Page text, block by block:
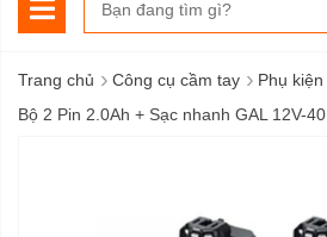
Trang chủ › Công cụ cầm tay › Phụ kiện
Bộ 2 Pin 2.0Ah + Sạc nhanh GAL 12V-40